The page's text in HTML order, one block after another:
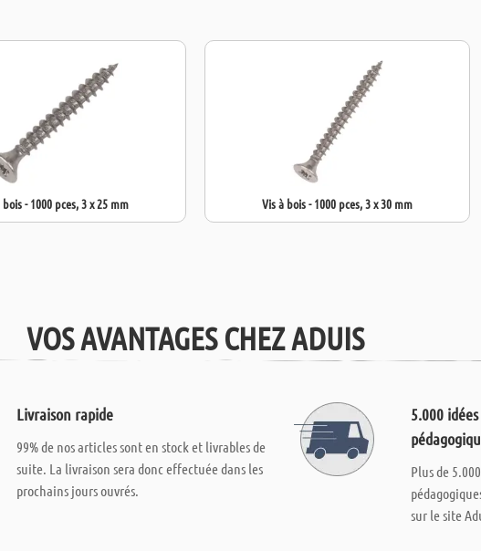
bois - 1000 pces, 3 x 25 mm Vis à bois - 1000 pces, 3 x 30 mm
VOS AVANTAGES CHEZ ADUIS
Livraison rapide
99% de nos articles sont en stock et livrables de
suite. La livraison sera donc effectuée dans les
prochains jours ouvrés.
5.000
Plus de
sur le site